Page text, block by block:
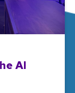
AI